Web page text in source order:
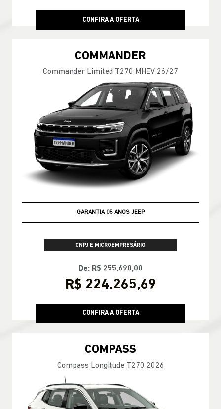
CONFIRA A OFERTA
COMMANDER
Commander Limited T270 MHEV 26/27
GARANTIA 05 ANOS JEEP
CNPJ E MICROEMPRESÁRIO
De: R$ 255.690,00
R$ 224.265,69
CONFIRA A OFERTA
COMPASS
Compass Longitude T270 2026